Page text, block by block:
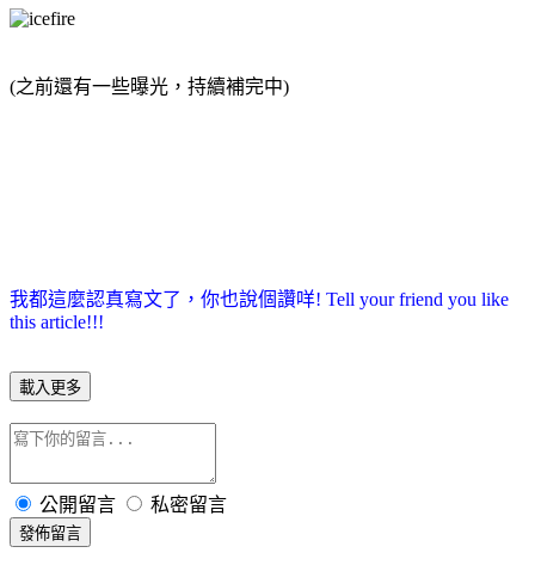
(之前還有一些曝光，持續補完中)
我都這麼認真寫文了，你也說個讚咩! Tell your friend you like
this article!!!
載入更多
公開留言 私密留言
發佈留言